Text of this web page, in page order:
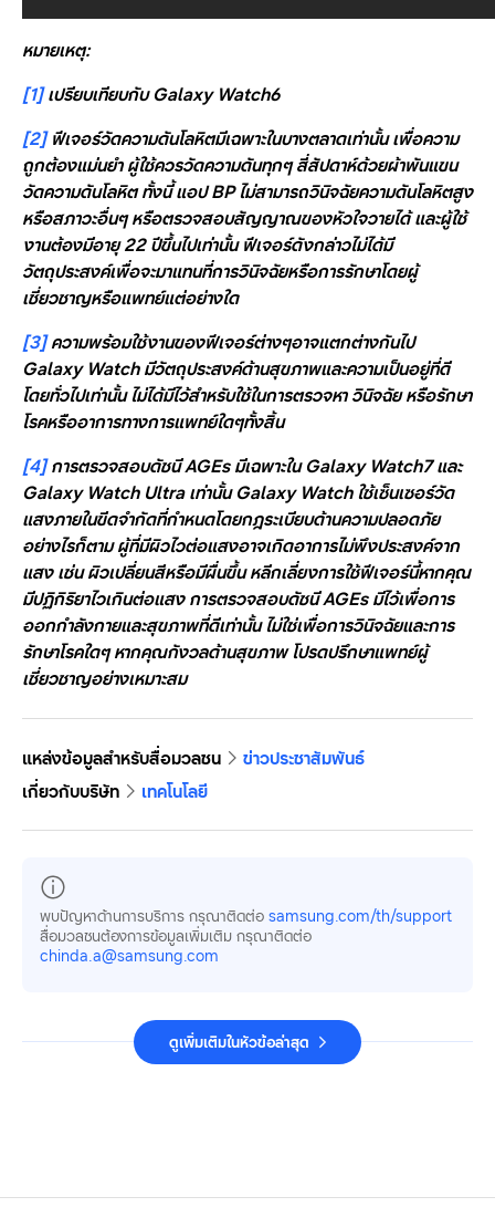
หมายเหตุ:
[1]เปรียบเทียบกับ Galaxy Watch6
[2]ฟีเจอร์วัดความดันโลหิตมีเฉพาะในบางตลาดเท่านั้น เพื่อความ
ถูกต้องแม่นยำ ผู้ใช้ควรวัดความดันทุกๆ สี่สัปดาห์ด้วยผ้าพันแขน
วัดความดันโลหิต ทั้งนี้ แอป BP ไม่สามารถวินิจฉัยความดันโลหิตสูง
หรือสภาวะอื่นๆ หรือตรวจสอบสัญญาณของหัวใจวายได้ และผู้ใช้
งานต้องมีอายุ 22 ปีขึ้นไปเท่านั้น ฟีเจอร์ดังกล่าวไม่ได้มี
วัตถุประสงค์เพื่อจะมาแทนที่การวินิจฉัยหรือการรักษาโดยผู้
เชี่ยวชาญหรือแพทย์แต่อย่างใด
[3]ความพร้อมใช้งานของฟีเจอร์ต่างๆอาจแตกต่างกันไป
Galaxy Watch มีวัตถุประสงค์ด้านสุขภาพและความเป็นอยู่ที่ดี
โดยทั่วไปเท่านั้น ไม่ได้มีไว้สำหรับใช้ในการตรวจหา วินิจฉัย หรือรักษา
โรคหรืออาการทางการแพทย์ใดๆทั้งสิ้น
[4]การตรวจสอบดัชนี AGEs มีเฉพาะใน Galaxy Watch7 และ
Galaxy Watch Ultra เท่านั้น Galaxy Watch ใช้เซ็นเซอร์วัด
แสงภายในขีดจำกัดที่กำหนดโดยกฎระเบียบด้านความปลอดภัย
อย่างไรก็ตาม ผู้ที่มีผิวไวต่อแสงอาจเกิดอาการไม่พึงประสงค์จาก
แสง เช่น ผิวเปลี่ยนสีหรือมีผื่นขึ้น หลีกเลี่ยงการใช้ฟีเจอร์นี้หากคุณ
มีปฏิกิริยาไวเกินต่อแสง การตรวจสอบดัชนี AGEs มีไว้เพื่อการ
ออกกำลังกายและสุขภาพที่ดีเท่านั้น ไม่ใช่เพื่อการวินิจฉัยและการ
รักษาโรคใดๆ หากคุณกังวลด้านสุขภาพ โปรดปรึกษาแพทย์ผู้
เชี่ยวชาญอย่างเหมาะสม
แหล่งข้อมูลสำหรับสื่อมวลชน
ข่าวประชาสัมพันธ์
เกี่ยวกับบริษัท
เทคโนโลยี
พบปัญหาด้านการบริการ กรุณาติดต่อ samsung.com/th/support
สื่อมวลชนต้องการข้อมูลเพิ่มเติม กรุณาติดต่อ
chinda.a@samsung.com
ดูเพิ่มเติมในหัวข้อล่าสุด